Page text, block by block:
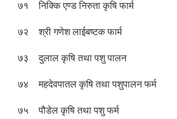
७१ निक्कि एण्ड निरुता कृषि फार्म
७२ श्री गणेश लाईबष्टक फार्म
७३ दुलाल कृषि तथा पशु पालन
७४ महदेवपातल कृषि तथा पशुपालन फर्म
७५ पौडेल कृषि तथा पशु फर्म